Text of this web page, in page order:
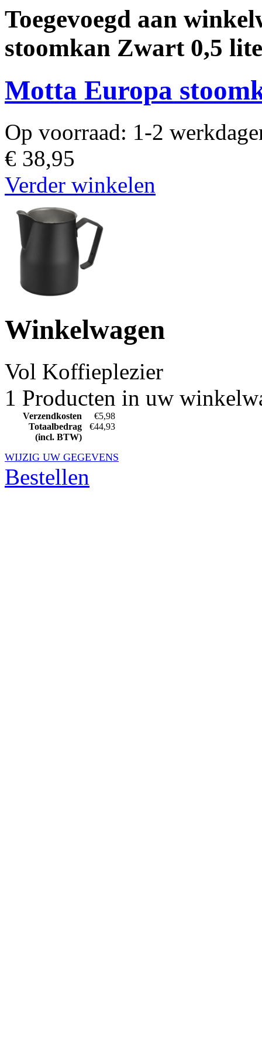
Toegevoegd aan
stoomkan Zwart 0,5
Motta Europa
Op voorraad: 1-2
€ 38,95
Verder winkelen
Winkelwagen
Vol Koffieplezier
1 Producten in uw
Verzendkosten
€5,98
Totaalbedrag
(incl. BTW)
€44,93
WIJZIG UW GEGEVENS
Bestellen